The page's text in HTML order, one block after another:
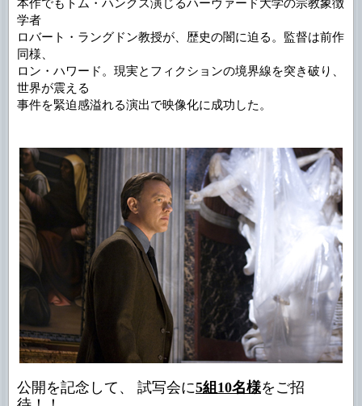
本作でもトム・ハンクス演じるハーヴァード大学の宗教象徴
学者
ロバート・ラングドン教授が、歴史の闇に迫る。監督は前作
同様、
ロン・ハワード。現実とフィクションの境界線を突き破り、
世界が震える
事件を緊迫感溢れる演出で映像化に成功した。
公開を記念して、 試写会に5組10名様をご招